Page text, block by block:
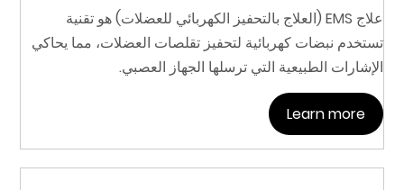
علاج EMS (العلاج بالتحفيز الكهربائي للعضلات) هو تقنية
تستخدم نبضات كهربائية لتحفيز تقلصات العضلات، مما يحاكي
الإشارات الطبيعية التي ترسلها الجهاز العصبي.
Learn more